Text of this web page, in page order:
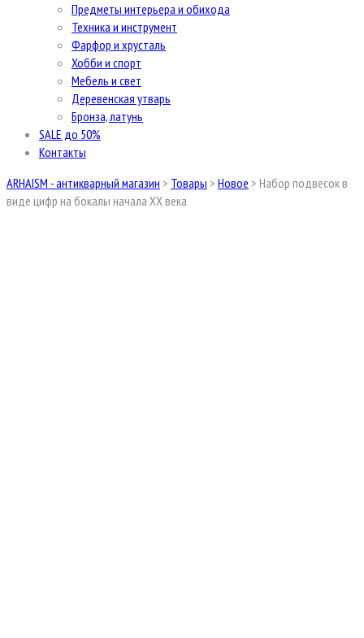
Предметы интерьера и обихода
Техника и инструмент
Фарфор и хрусталь
Хобби и спорт
Мебель и свет
Деревенская утварь
Бронза, латунь
SALE до 50%
Контакты
ARHAISM - антикварный магазин > Товары > Новое > Набор подвесок в
виде цифр на бокалы начала ХХ века